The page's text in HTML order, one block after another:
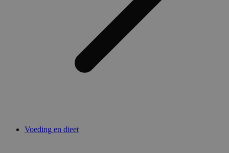
Voeding en dieet